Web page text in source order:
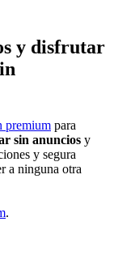
y disfrutar
premium para
sin anuncios y
y segura
a ninguna otra
.